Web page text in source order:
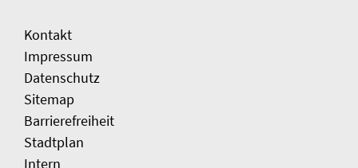
Kontakt
Impressum
Datenschutz
Sitemap
Barrierefreiheit
Stadtplan
Intern